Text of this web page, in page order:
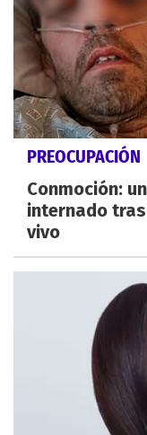
PREOCUPACIÓN
Conmoción:
internado
vivo